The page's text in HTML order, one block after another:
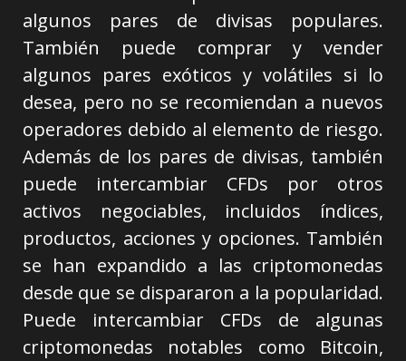
algunos pares de divisas populares.
También puede comprar y vender
algunos pares exóticos y volátiles si lo
desea, pero no se recomiendan a nuevos
operadores debido al elemento de riesgo.
Además de los pares de divisas, también
puede intercambiar CFDs por otros
activos negociables, incluidos índices,
productos, acciones y opciones. También
se han expandido a las criptomonedas
desde que se dispararon a la popularidad.
Puede intercambiar CFDs de algunas
criptomonedas notables como Bitcoin,